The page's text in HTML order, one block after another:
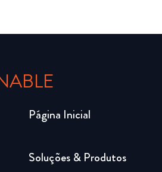
Página Inicial
Soluções & Produtos